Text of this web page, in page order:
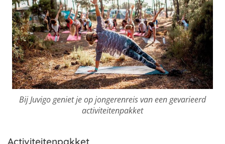
Bij Juvigo geniet je op jongerenreis van een gevarieerd
activiteitenpakket
Activiteitenpakket